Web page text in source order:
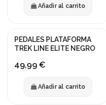
Añadir al carrito
NUEVO
PEDALES PLATAFORMA
TREK LINE ELITE NEGRO
49,99 €
Añadir al carrito